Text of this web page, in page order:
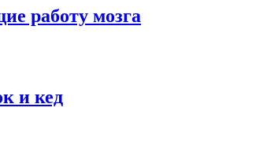
работу мозга
и кед